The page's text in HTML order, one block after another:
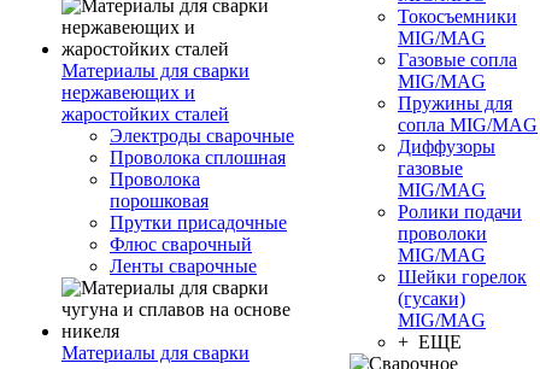
Материалы для сварки
нержавеющих и
жаростойких сталей
Электроды сварочные
Проволока сплошная
Проволока
порошковая
Прутки присадочные
Флюс сварочный
Ленты сварочные
Материалы для сварки
Токосъемники
MIG/MAG
Газовые сопла
MIG/MAG
Пружины для
сопла MIG/MAG
Диффузоры
газовые
MIG/MAG
Ролики подачи
проволоки
MIG/MAG
Шейки горелок
(гусаки)
MIG/MAG
+ ЕЩЕ